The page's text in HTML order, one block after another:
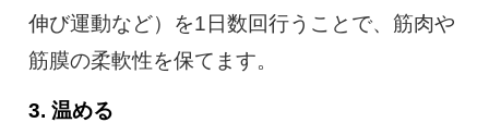
伸び運動など）を1日数回行うことで、筋肉や
筋膜の柔軟性を保てます。
3. 温める